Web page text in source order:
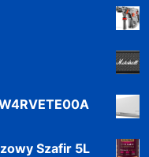
Szafir 5L